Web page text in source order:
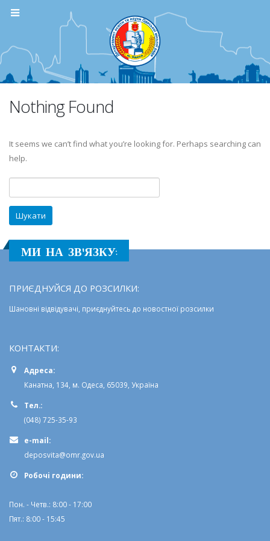
Nothing Found
It seems we can’t find what you’re looking for. Perhaps searching can
help.
МИ НА ЗВ'ЯЗКУ:
ПРИЄДНУЙСЯ ДО РОЗСИЛКИ:
Шановні відвідувачі, приєднуйтесь до новостної розсилки
КОНТАКТИ:
Адреса:
Канатна, 134, м. Одеса, 65039, Україна
Тел.:
(048) 725-35-93
e-mail:
deposvita@omr.gov.ua
Робочi години:
Пон. - Четв.: 8:00 - 17:00
Пят.: 8:00 - 15:45